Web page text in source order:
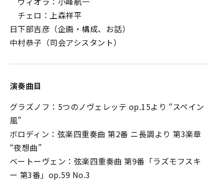
チェロ：上森祥平
日下部吉彦（企画・構成、お話）
中村恭子（司会アシスタント）
演奏曲目
グラズノフ：5つのノヴェレッテ op.15より “スペイン
風”
ボロディン：弦楽四重奏曲 第2番 ニ長調より 第3楽章
“夜想曲”
ベートーヴェン：弦楽四重奏曲 第9番「ラズモフスキ
ー 第3番」op.59 No.3